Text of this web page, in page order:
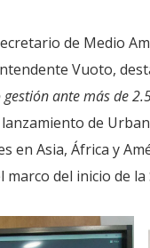
de Medio
Vuoto,
ante más de
de
en Asia, África y
del inicio de